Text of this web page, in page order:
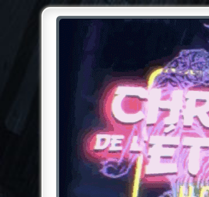
Chroniques de l'Étrange
Pour les amateurs des Chroniques de l'Étrange